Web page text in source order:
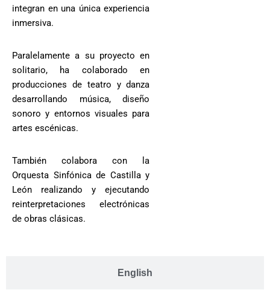
English
integran en una única experiencia
inmersiva.
Paralelamente a su proyecto en
solitario, ha colaborado en
producciones de teatro y danza
desarrollando música, diseño
sonoro y entornos visuales para
artes escénicas.
También colabora con la
Orquesta Sinfónica de Castilla y
León realizando y ejecutando
reinterpretaciones electrónicas
de obras clásicas.